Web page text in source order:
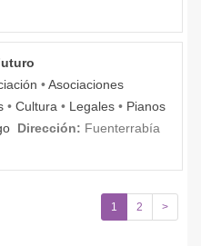
•Asociaciones
• Cultura • Legales • Pianos
Dirección: Fuenterrabía
1 2 >